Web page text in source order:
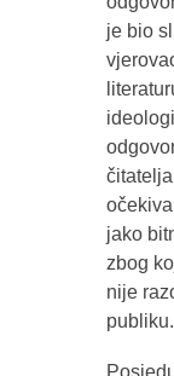
je bio
jako
zbog
nije
publiku.